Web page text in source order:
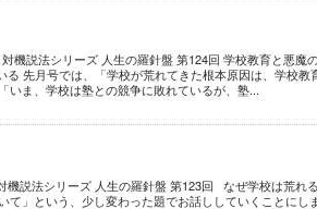
機説法シリーズ 人生の羅針盤 第124回 学校教育と悪魔
先月号では、「学校が荒れてきた根本原因は、学校教
いま、学校は塾との競争に敗れているが、塾...
機説法シリーズ 人生の羅針盤 第123回 なぜ学校は荒れ
て」という、少し変わった題でお話ししていくことに